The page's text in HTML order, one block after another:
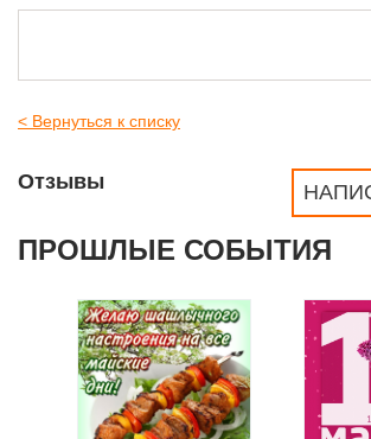
< Вернуться к списку
Отзывы
ПРОШЛЫЕ СОБЫТИЯ